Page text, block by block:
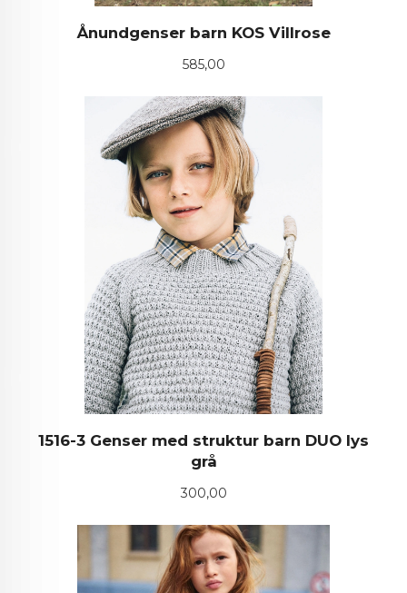
Ånundgenser barn KOS Villrose
Pris
585,00
1516-3 Genser med struktur barn DUO lys
grå
Pris
300,00